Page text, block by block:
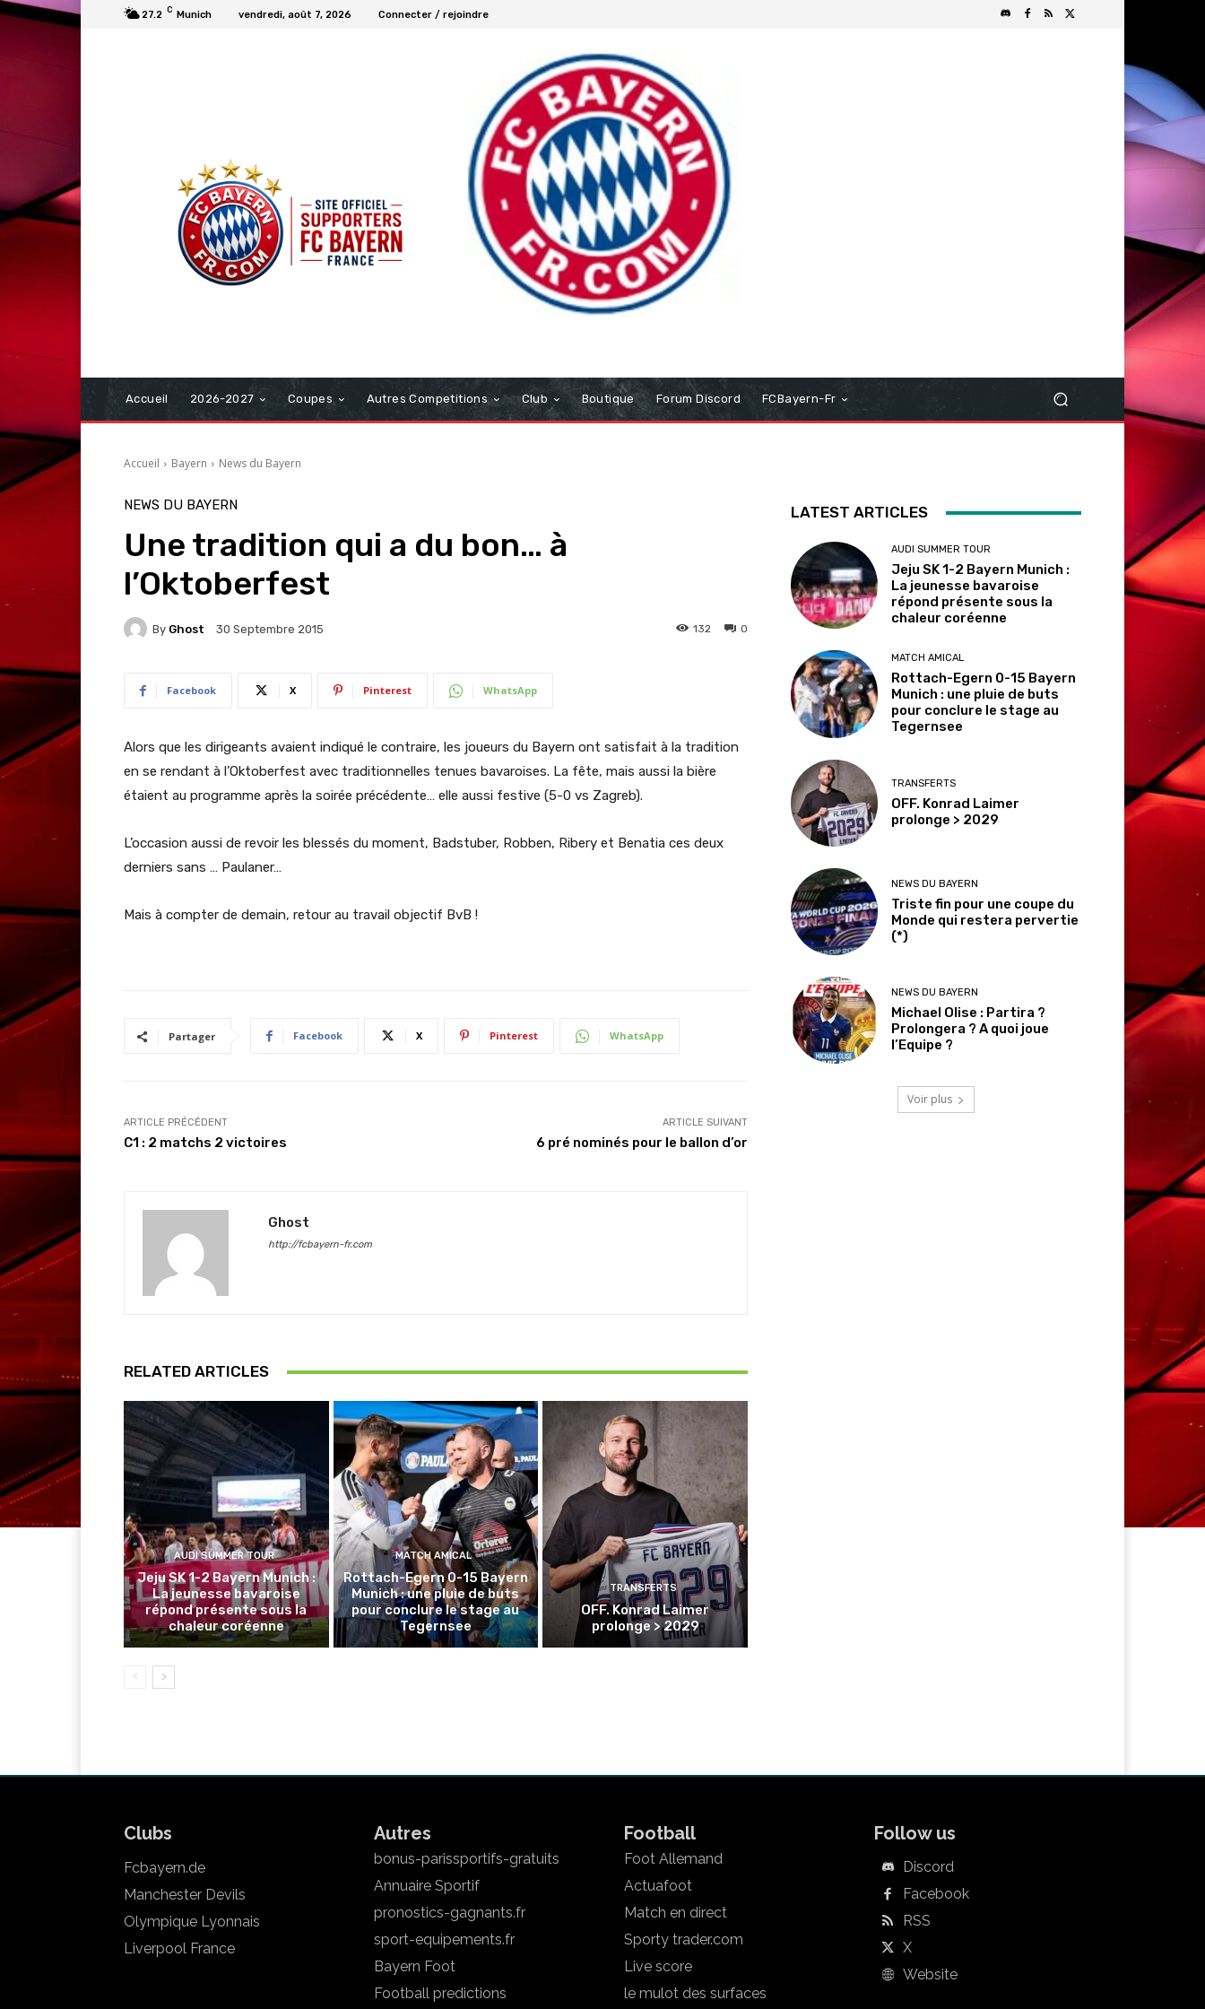
27.2 C Munich vendredi, août 7, 2026 Connecter / rejoindre
Accueil 2026-2027 Coupes Autres Competitions Club Boutique Forum Discord FCBayern-Fr
Accueil Bayern News du Bayern
NEWS DU BAYERN
Une tradition qui a du bon… à
l’Oktoberfest
By Ghost 30 Septembre 2015 0
132
Facebook X Pinterest WhatsApp
Alors que les dirigeants avaient indiqué le contraire, les joueurs du Bayern ont satisfait à la tradition
en se rendant à l’Oktoberfest avec traditionnelles tenues bavaroises. La fête, mais aussi la bière
étaient au programme après la soirée précédente… elle aussi festive (5-0 vs Zagreb).
L’occasion aussi de revoir les blessés du moment, Badstuber, Robben, Ribery et Benatia ces deux
derniers sans … Paulaner…
Mais à compter de demain, retour au travail objectif BvB !
Partager Facebook X Pinterest WhatsApp
ARTICLE PRÉCÉDENT
C1 : 2 matchs 2 victoires
ARTICLE SUIVANT
6 pré nominés pour le ballon d’or
Ghost
http://fcbayern-fr.com
RELATED ARTICLES
AUDI SUMMER TOUR
Jeju SK 1-2 Bayern Munich :
La jeunesse bavaroise
répond présente sous la
chaleur coréenne
MATCH AMICAL
Rottach-Egern 0-15 Bayern
Munich : une pluie de buts
pour conclure le stage au
Tegernsee
TRANSFERTS
OFF. Konrad Laimer
prolonge > 2029
LATEST ARTICLES
AUDI SUMMER TOUR
Jeju SK 1-2 Bayern Munich :
La jeunesse bavaroise
répond présente sous la
chaleur coréenne
MATCH AMICAL
Rottach-Egern 0-15 Bayern
Munich : une pluie de buts
pour conclure le stage au
Tegernsee
TRANSFERTS
OFF. Konrad Laimer
prolonge > 2029
NEWS DU BAYERN
Triste fin pour une coupe du
Monde qui restera pervertie
(*)
NEWS DU BAYERN
Michael Olise : Partira ?
Prolongera ? A quoi joue
l’Equipe ?
Voir plus
Clubs
Fcbayern.de
Manchester Devils
Olympique Lyonnais
Liverpool France
Autres
bonus-parissportifs-gratuits
Annuaire Sportif
pronostics-gagnants.fr
sport-equipements.fr
Bayern Foot
Football predictions
Football
Foot Allemand
Actuafoot
Match en direct
Sporty trader.com
Live score
le mulot des surfaces
Follow us
Discord
Facebook
RSS
X
Website